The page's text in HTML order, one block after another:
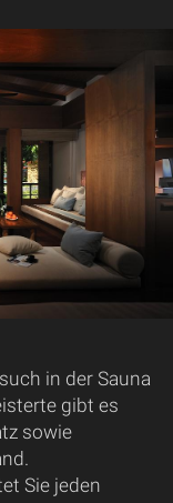
in der Sauna
gibt es
sowie
Sie jeden